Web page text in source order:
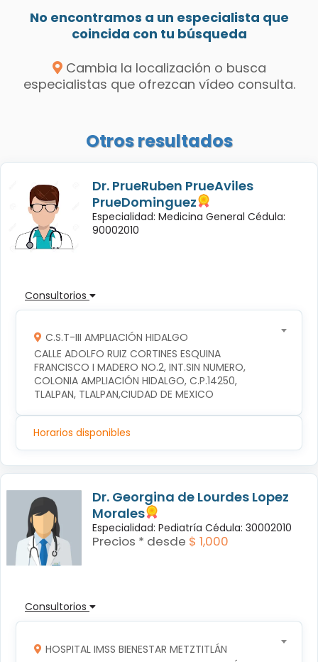
No encontramos a un especialista que
coincida con tu búsqueda
Cambia la localización o busca
especialistas que ofrezcan vídeo consulta.
Otros resultados
Dr. PrueRuben PrueAviles
PrueDominguez
Especialidad: Medicina General Cédula:
90002010
Consultorios
C.S.T-III AMPLIACIÓN HIDALGO
CALLE ADOLFO RUIZ CORTINES ESQUINA
FRANCISCO I MADERO NO.2, INT.SIN NUMERO,
COLONIA AMPLIACIÓN HIDALGO, C.P.14250,
TLALPAN, TLALPAN,CIUDAD DE MEXICO
Horarios disponibles
Dr. Georgina de Lourdes Lopez
Morales
Especialidad: Pediatría Cédula: 30002010
Precios * desde $ 1,000
Consultorios
HOSPITAL IMSS BIENESTAR METZTITLÁN